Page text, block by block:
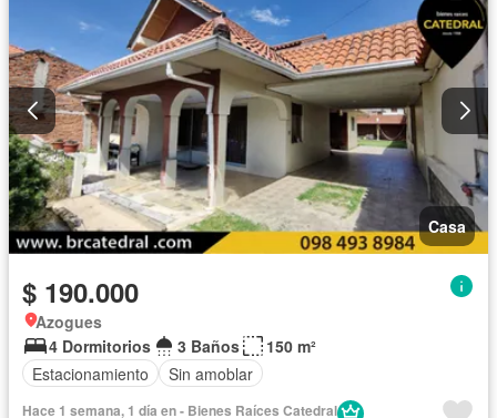
Casa
$ 190.000
Azogues
4 Dormitorios
3 Baños
150 m²
Estacionamiento
Sin amoblar
Hace 1 semana, 1 día en - Bienes Raíces Catedral